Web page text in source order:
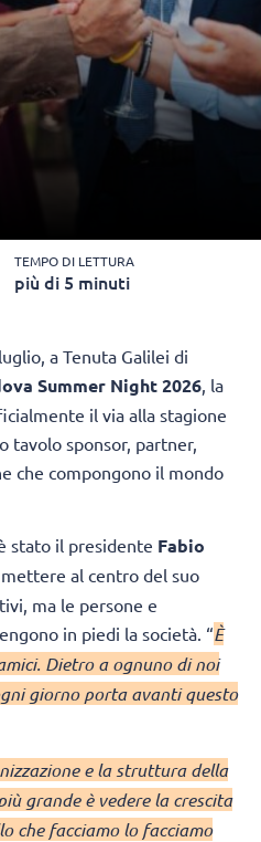
TEMPO DI LETTURA
più di 5 minuti
a Tenuta Galilei di
Summer Night 2026, la
il via alla stagione
tavolo sponsor, partner,
che compongono il mondo
stato il presidente Fabio
al centro del suo
ma le persone e
in piedi la società. “È
Dietro a ognuno di noi
giorno porta avanti questo
e la struttura della
grande è vedere la crescita
che facciamo lo facciamo